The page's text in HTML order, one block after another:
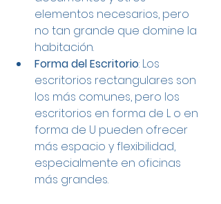
elementos necesarios, pero
no tan grande que domine la
habitación.
Forma del Escritorio: Los
escritorios rectangulares son
los más comunes, pero los
escritorios en forma de L o en
forma de U pueden ofrecer
más espacio y flexibilidad,
especialmente en oficinas
más grandes.